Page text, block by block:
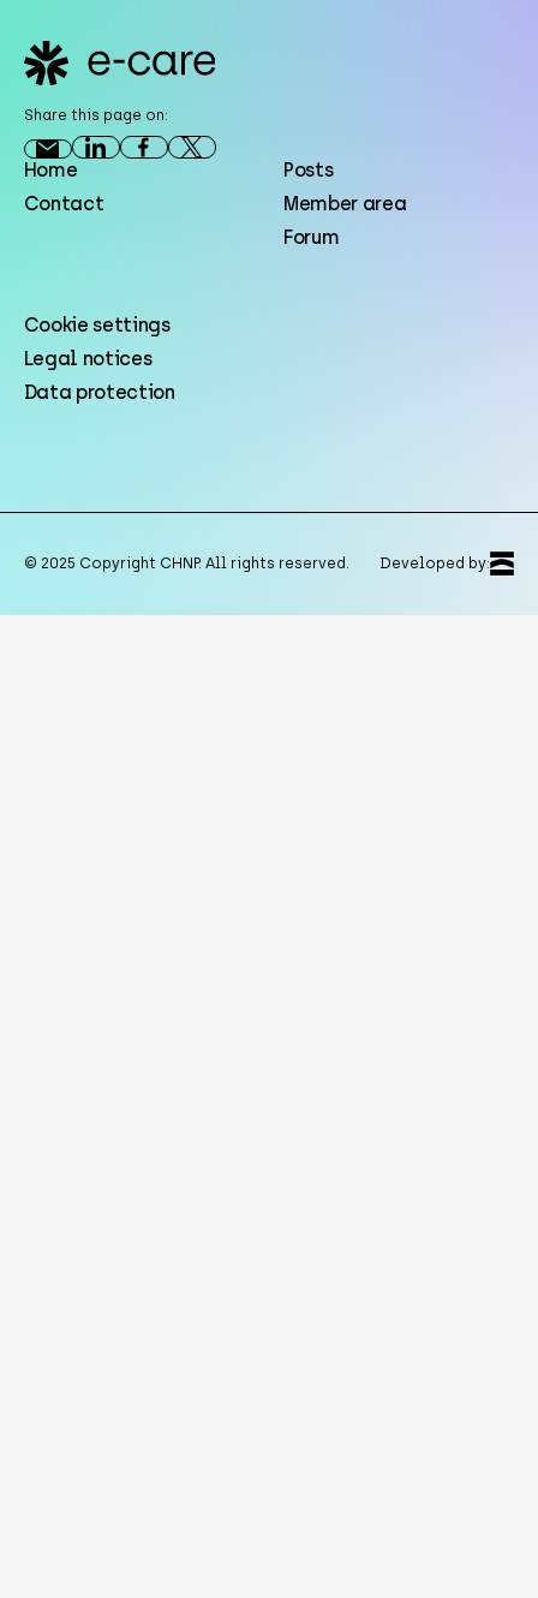
Share this page on:
Home
Contact
Posts
Member area
Forum
Cookie settings
Legal notices
Data protection
© 2025 Copyright CHNP. All rights reserved. Developed by: